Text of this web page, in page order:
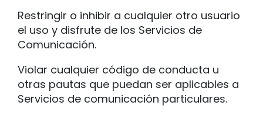
Restringir o inhibir a cualquier otro usuario
el uso y disfrute de los Servicios de
Comunicación.
Violar cualquier código de conducta u
otras pautas que puedan ser aplicables a
Servicios de comunicación particulares.